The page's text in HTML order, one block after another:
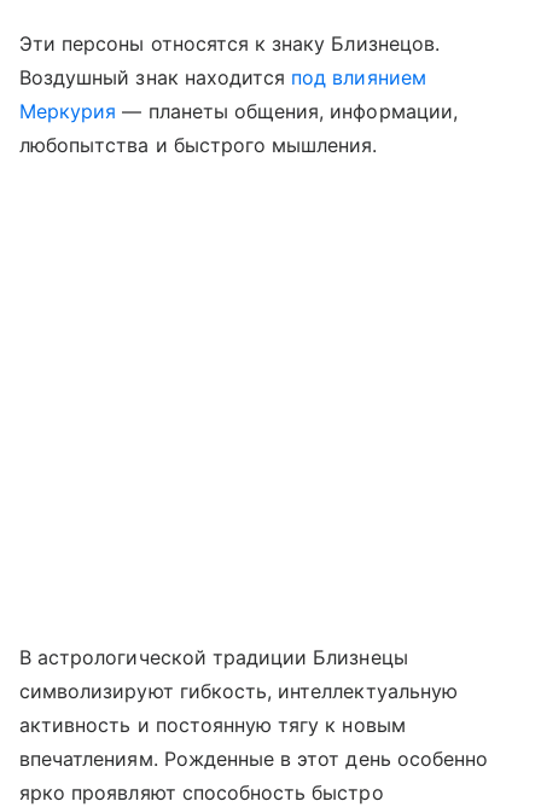
Эти персоны относятся к знаку Близнецов.
Воздушный знак находится под влиянием
Меркурия — планеты общения, информации,
любопытства и быстрого мышления.
В астрологической традиции Близнецы
символизируют гибкость, интеллектуальную
активность и постоянную тягу к новым
впечатлениям. Рожденные в этот день особенно
ярко проявляют способность быстро